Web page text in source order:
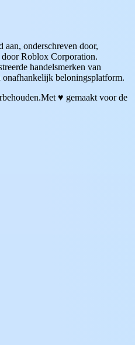
onderschreven door,
door Roblox Corporation.
handelsmerken van
beloningsplatform.
Met ♥ gemaakt voor de